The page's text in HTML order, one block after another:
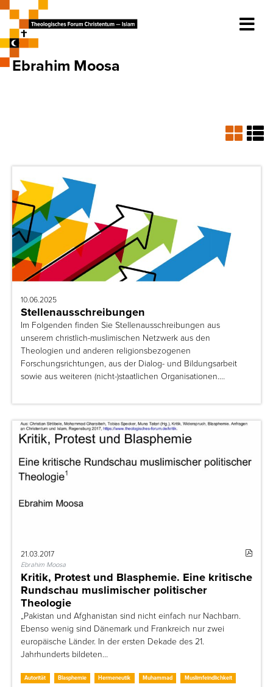
Ebrahim Moosa
10.06.2025
Stellenausschreibungen
Im Folgenden finden Sie Stellenausschreibungen aus
unserem christlich-muslimischen Netzwerk aus den
Theologien und anderen religionsbezogenen
Forschungsrichtungen, aus der Dialog- und Bildungsarbeit
sowie aus weiteren (nicht-)staatlichen Organisationen.…
21.03.2017
Ebrahim Moosa
Kritik, Protest und Blasphemie. Eine kritische
Rundschau muslimischer politischer
Theologie
„Pakistan und Afghanistan sind nicht einfach nur Nachbarn.
Ebenso wenig sind Dänemark und Frankreich nur zwei
europäische Länder. In der ersten Dekade des 21.
Jahrhunderts bildeten…
Autorität Blasphemie Hermeneutik Muhammad
Muslimfeindlichkeit